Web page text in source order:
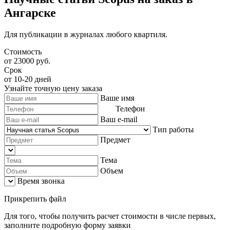
Ангарске
Для публикации в журналах любого квартиля.
Стоимость
от 23000 руб.
Срок
от 10-20 дней
Узнайте точную цену заказа
Ваше имя
Телефон
Ваш e-mail
Тип работы
Предмет
Тема
Объем
Время звонка
Прикрепить файл
Для того, чтобы получить расчет стоимости в числе первых,
заполните подробную форму заявки